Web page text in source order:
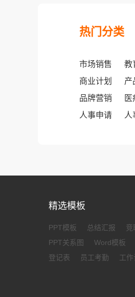
热门分类
市场销售 教
商业计划
产
品牌营销
人事申请
人
精选模板
PPT模板 总结汇报 竞
PPT关系图
Word模板
登记表
员工考勤 工作